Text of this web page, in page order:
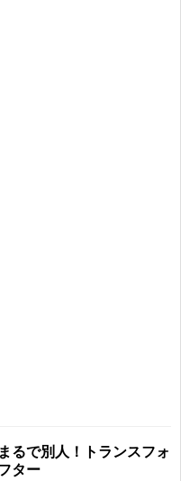
るで別人！トランスフォ
ター